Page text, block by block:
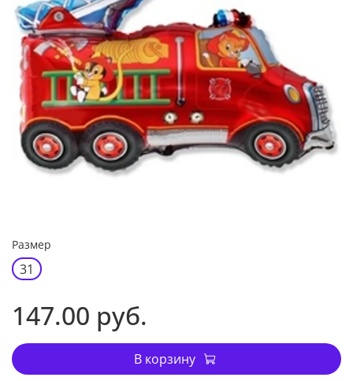
Размер
31
147.00 руб.
В корзину